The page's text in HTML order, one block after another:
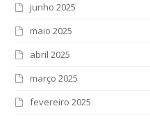
junho 2025
maio 2025
abril 2025
março 2025
fevereiro 2025